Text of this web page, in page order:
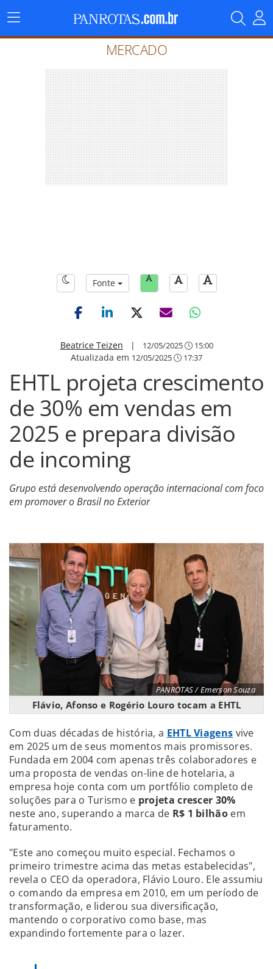
Menu
Principal
MERCADO
Fonte
Beatrice Teizen | 12/05/2025 15:00
Atualizada em 12/05/2025 17:37
EHTL projeta crescimento
de 30% em vendas em
2025 e prepara divisão
de incoming
Grupo está desenvolvendo operação internacional com foco
em promover o Brasil no Exterior
PANROTAS / Emerson Souza
Flávio, Afonso e Rogério Louro tocam a EHTL
Com duas décadas de história, a EHTL Viagens vive
em 2025 um de seus momentos mais promissores.
Fundada em 2004 com apenas três colaboradores e
uma proposta de vendas on-line de hotelaria, a
empresa hoje conta com um portfólio completo de
soluções para o Turismo e projeta crescer 30%
neste ano, superando a marca de R$ 1 bilhãoem
faturamento.
"Este ano começou muito especial. Fechamos o
primeiro trimestre acima das metas estabelecidas",
revela o CEO da operadora, Flávio Louro. Ele assumiu
o comando da empresa em 2010, em um período de
transformação, e liderou sua diversificação,
mantendo o corporativo como base, mas
expandindo fortemente para o lazer.